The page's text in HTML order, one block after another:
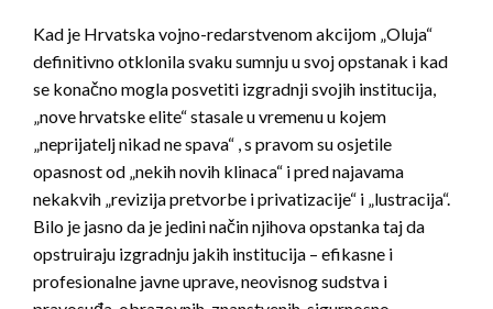
Kad je Hrvatska vojno-redarstvenom akcijom „Oluja“
definitivno otklonila svaku sumnju u svoj opstanak i kad
se konačno mogla posvetiti izgradnji svojih institucija,
„nove hrvatske elite“ stasale u vremenu u kojem
„neprijatelj nikad ne spava“ , s pravom su osjetile
opasnost od „nekih novih klinaca“ i pred najavama
nekakvih „revizija pretvorbe i privatizacije“ i „lustracija“.
Bilo je jasno da je jedini način njihova opstanka taj da
opstruiraju izgradnju jakih institucija – efikasne i
profesionalne javne uprave, neovisnog sudstva i